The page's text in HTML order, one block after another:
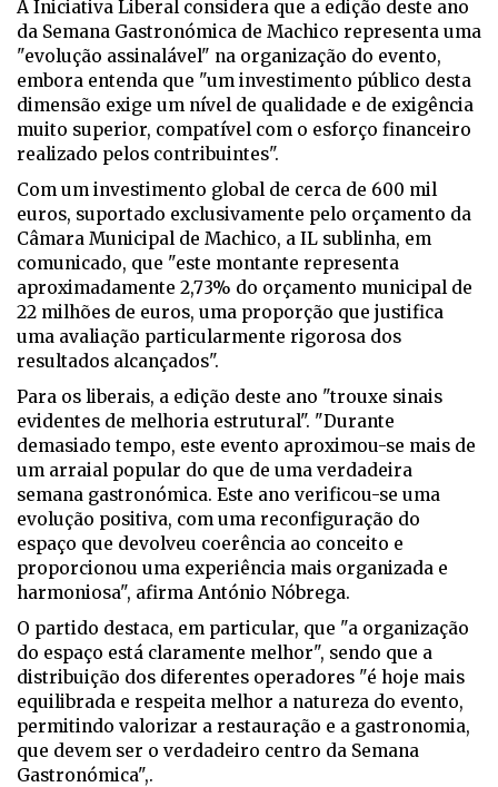
A Iniciativa Liberal considera que a edição deste ano
da Semana Gastronómica de Machico representa uma
"evolução assinalável" na organização do evento,
embora entenda que "um investimento público desta
dimensão exige um nível de qualidade e de exigência
muito superior, compatível com o esforço financeiro
realizado pelos contribuintes".
Com um investimento global de cerca de 600 mil
euros, suportado exclusivamente pelo orçamento da
Câmara Municipal de Machico, a IL sublinha, em
comunicado, que "este montante representa
aproximadamente 2,73% do orçamento municipal de
22 milhões de euros, uma proporção que justifica
uma avaliação particularmente rigorosa dos
resultados alcançados".
Para os liberais, a edição deste ano "trouxe sinais
evidentes de melhoria estrutural". "Durante
demasiado tempo, este evento aproximou-se mais de
um arraial popular do que de uma verdadeira
semana gastronómica. Este ano verificou-se uma
evolução positiva, com uma reconfiguração do
espaço que devolveu coerência ao conceito e
proporcionou uma experiência mais organizada e
harmoniosa", afirma António Nóbrega.
O partido destaca, em particular, que "a organização
do espaço está claramente melhor", sendo que a
distribuição dos diferentes operadores "é hoje mais
equilibrada e respeita melhor a natureza do evento,
permitindo valorizar a restauração e a gastronomia,
que devem ser o verdadeiro centro da Semana
Gastronómica",.